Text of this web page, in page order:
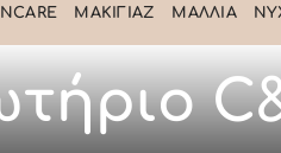
ΜΑΚΙΓΙΆΖ ΜΑΛΛΙΆ